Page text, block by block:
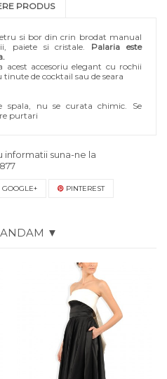
PRODUS
si bor din crin brodat manual
paiete si cristale. Palaria este
acest accesoriu elegant cu rochii
de cocktail sau de seara
spala, nu se curata chimic. Se
purtari
suna-ne la
GOOGLE+ PINTEREST
▼